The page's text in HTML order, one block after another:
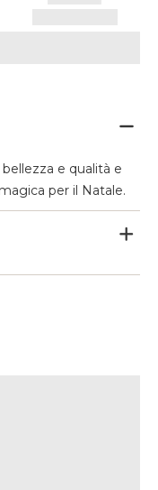
e qualità e
per il Natale.